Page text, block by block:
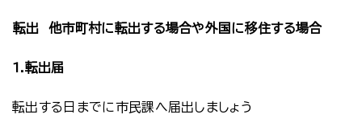
転出 他市町村に転出する場合や外国に移住する場合
1.転出届
転出する日までに市民課へ届出しましょう